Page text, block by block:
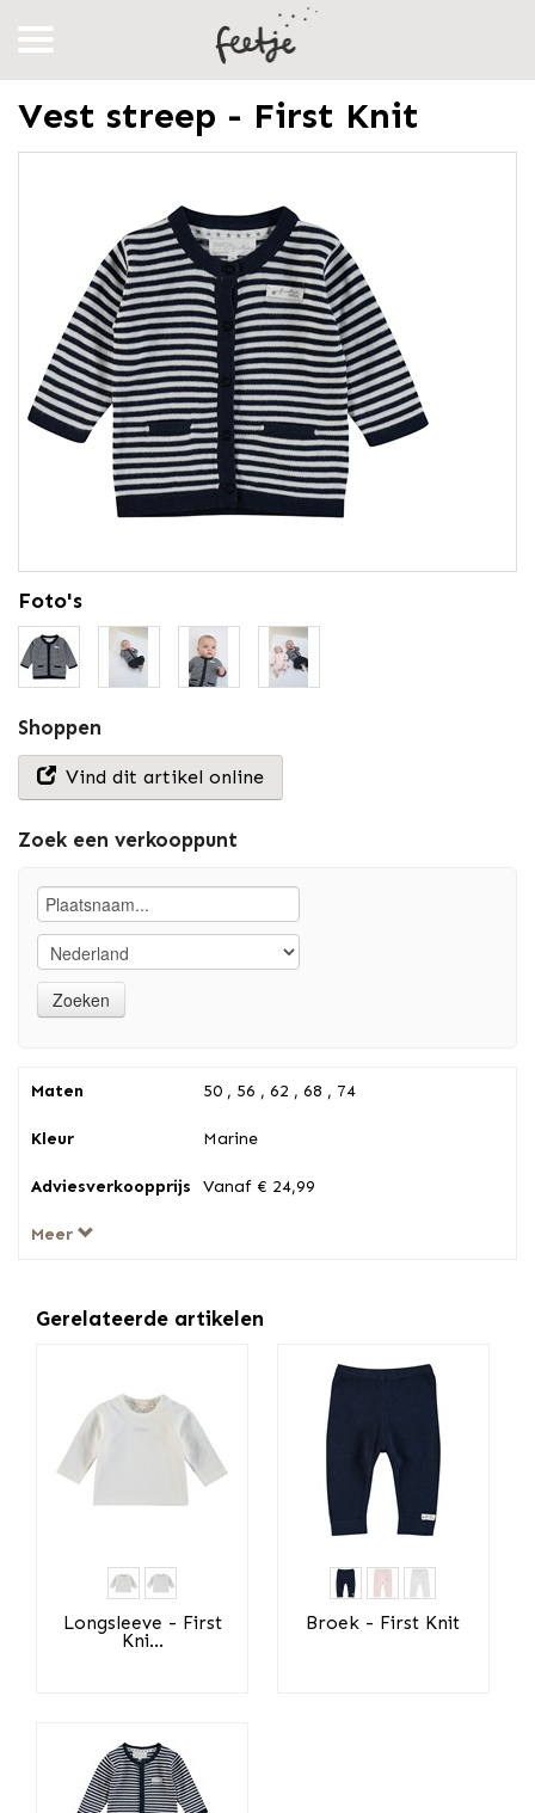
Vest streep - First Knit
Foto's
Shoppen
Vind dit artikel online
Zoek een verkooppunt
Maten 50 , 56 , 62 , 68 , 74
Kleur Marine
Adviesverkoopprijs Vanaf € 24,99
Meer
Gerelateerde artikelen
Longsleeve - First
Kni...
Broek - First Knit